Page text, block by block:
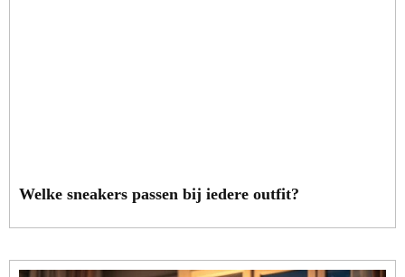
Welke sneakers passen bij iedere outfit?